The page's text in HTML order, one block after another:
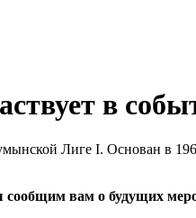
Лиге I. Основан в
вам о будущих